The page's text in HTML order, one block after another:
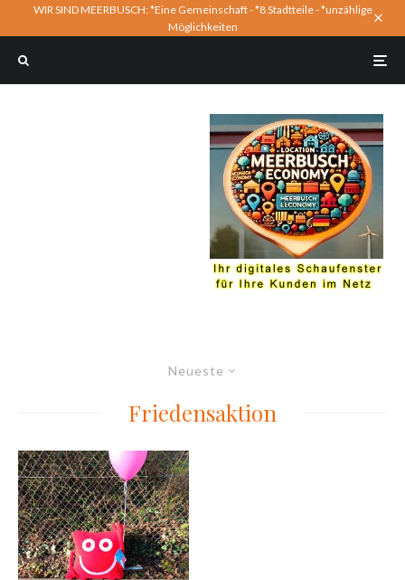
WIR SIND MEERBUSCH: *Eine Gemeinschaft - *8 Stadtteile - *unzählige
Möglichkeiten
Neueste
Friedensaktion